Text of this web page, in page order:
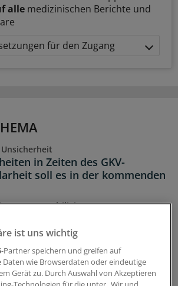
alle medizinischen Berichte und
für den Zugang
in Zeiten des GKV-
soll es in der kommenden
sorgt
und Ärzten. Stehen die
auf der Kippe? Oder eher doch
und Krankenkassen verhandeln.
ist uns wichtig
-Partner speichern und greifen auf
Daten wie Browserdaten oder eindeutige
Gerät zu. Durch Auswahl von Akzeptieren